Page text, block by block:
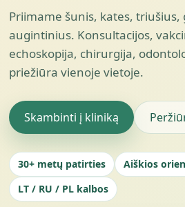
Priimame šunis, kates,
augintinius. Konsultacijos,
echoskopija, chirurgija,
priežiūra vienoje vietoje.
Skambinti į kliniką
30+ metų patirties
Aiškios
LT / RU / PL kalbos